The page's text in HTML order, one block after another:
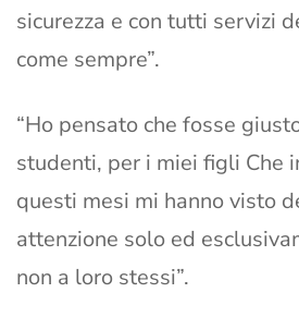
sicurezza e con tutti servizi
come sempre”.
“Ho pensato che fosse
studenti, per i miei figli Che
questi mesi mi hanno visto
attenzione solo ed
non a loro stessi”.